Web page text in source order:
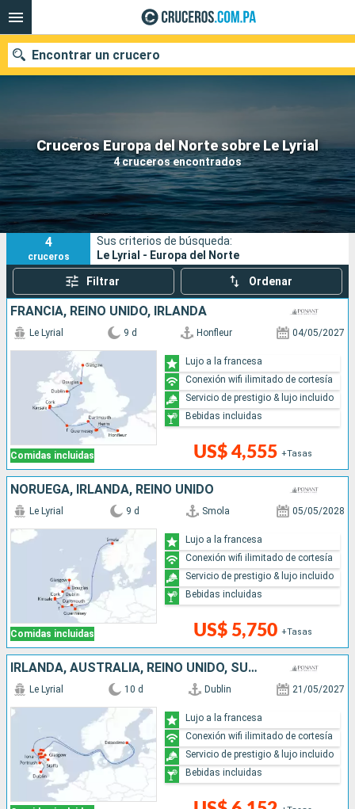
Cruceros Europa del Norte sobre Le Lyrial
4 cruceros encontrados
Encontrar un crucero
Nuestros destinos
Fecha de salida
Puertos Compañías
Buscar
4
cruceros
Sus criterios de búsqueda:
Le Lyrial - Europa del Norte
Filtrar Ordenar
FRANCIA, REINO UNIDO, IRLANDA
Comidas incluidas
Le Lyrial 9 d Honfleur 04/05/2027
US$ 4,555 +Tasas
Lujo a la francesa
Conexión wifi ilimitado de cortesía
Servicio de prestigio & lujo incluido
Bebidas incluidas
NORUEGA, IRLANDA, REINO UNIDO
Comidas incluidas
Le Lyrial 9 d Smola 05/05/2028
US$ 5,750 +Tasas
Lujo a la francesa
Conexión wifi ilimitado de cortesía
Servicio de prestigio & lujo incluido
Bebidas incluidas
IRLANDA, AUSTRALIA, REINO UNIDO, SUECIA
Le Lyrial 10 d Dublin 21/05/2027
Lujo a la francesa
Conexión wifi ilimitado de cortesía
Servicio de prestigio & lujo incluido
Bebidas incluidas